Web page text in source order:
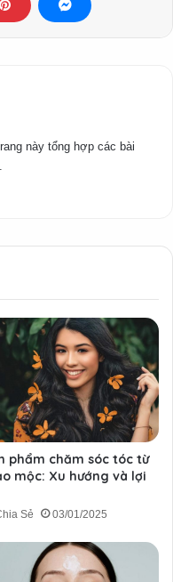
này tổng hợp các bài
phẩm chăm sóc tóc từ
mộc: Xu hướng và lợi
Sẻ 03/01/2025